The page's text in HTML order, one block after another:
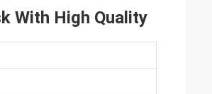
With High Quality